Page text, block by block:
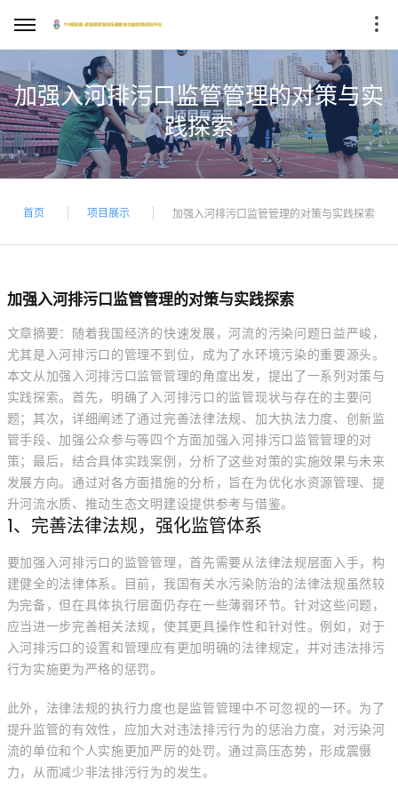
加强入河排污口监管管理的对策与实
践探索
首页 项目展示 加强入河排污口监管管理的对策与实践探索
加强入河排污口监管管理的对策与实践探索
文章摘要：随着我国经济的快速发展，河流的污染问题日益严峻，
尤其是入河排污口的管理不到位，成为了水环境污染的重要源头。
本文从加强入河排污口监管管理的角度出发，提出了一系列对策与
实践探索。首先，明确了入河排污口的监管现状与存在的主要问
题；其次，详细阐述了通过完善法律法规、加大执法力度、创新监
管手段、加强公众参与等四个方面加强入河排污口监管管理的对
策；最后，结合具体实践案例，分析了这些对策的实施效果与未来
发展方向。通过对各方面措施的分析，旨在为优化水资源管理、提
升河流水质、推动生态文明建设提供参考与借鉴。
1、完善法律法规，强化监管体系
要加强入河排污口的监管管理，首先需要从法律法规层面入手，构
建健全的法律体系。目前，我国有关水污染防治的法律法规虽然较
为完备，但在具体执行层面仍存在一些薄弱环节。针对这些问题，
应当进一步完善相关法规，使其更具操作性和针对性。例如，对于
入河排污口的设置和管理应有更加明确的法律规定，并对违法排污
行为实施更为严格的惩罚。
此外，法律法规的执行力度也是监管管理中不可忽视的一环。为了
提升监管的有效性，应加大对违法排污行为的惩治力度，对污染河
流的单位和个人实施更加严厉的处罚。通过高压态势，形成震慑
力，从而减少非法排污行为的发生。